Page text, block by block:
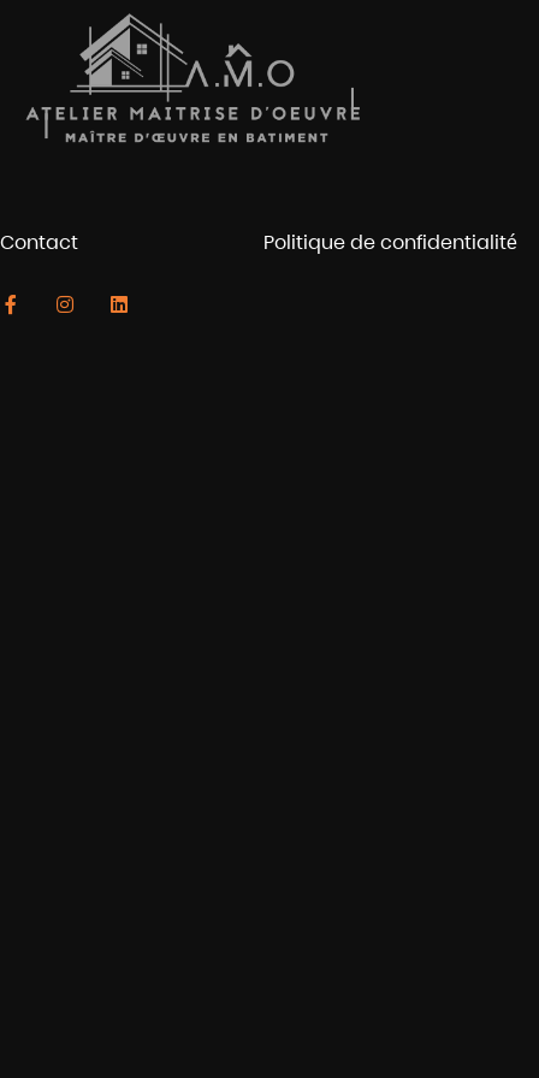
Contact Politique de confidentialité